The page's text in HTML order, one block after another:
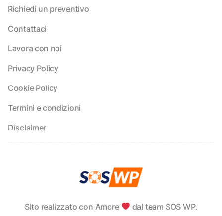
Richiedi un preventivo
Contattaci
Lavora con noi
Privacy Policy
Cookie Policy
Termini e condizioni
Disclaimer
Sito realizzato con Amore dal team SOS WP.